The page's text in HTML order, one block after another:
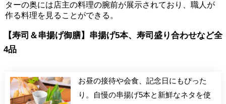
ターの奥には店主の料理の腕前が展示されており、職人が
作る料理を見ることができる。
【寿司＆串揚げ御膳】串揚げ5本、寿司盛り合わせなど全
4品
お昼の接待や会食、記念日にもぴった
り。自慢の串揚げ5本と新鮮なネタを使